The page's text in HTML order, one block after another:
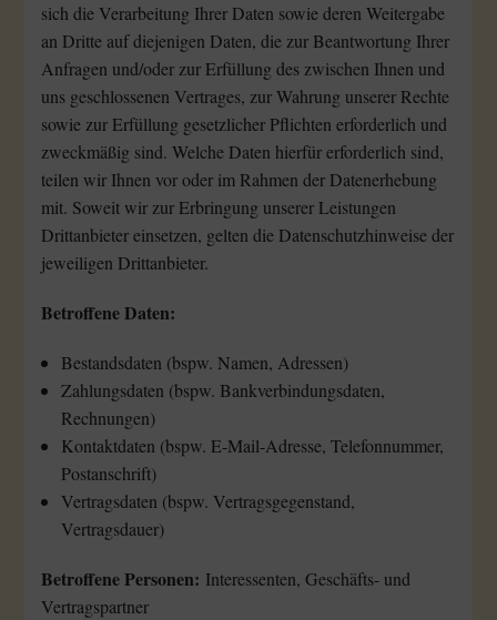
sich die Verarbeitung Ihrer Daten sowie deren Weitergabe
an Dritte auf diejenigen Daten, die zur Beantwortung Ihrer
Anfragen und/oder zur Erfüllung des zwischen Ihnen und
uns geschlossenen Vertrages, zur Wahrung unserer Rechte
sowie zur Erfüllung gesetzlicher Pflichten erforderlich und
zweckmäßig sind. Welche Daten hierfür erforderlich sind,
teilen wir Ihnen vor oder im Rahmen der Datenerhebung
mit. Soweit wir zur Erbringung unserer Leistungen
Drittanbieter einsetzen, gelten die Datenschutzhinweise der
jeweiligen Drittanbieter.
Betroffene Daten:
Bestandsdaten (bspw. Namen, Adressen)
Zahlungsdaten (bspw. Bankverbindungsdaten,
Rechnungen)
Kontaktdaten (bspw. E-Mail-Adresse, Telefonnummer,
Postanschrift)
Vertragsdaten (bspw. Vertragsgegenstand,
Vertragsdauer)
Betroffene Personen: Interessenten, Geschäfts- und
Vertragspartner